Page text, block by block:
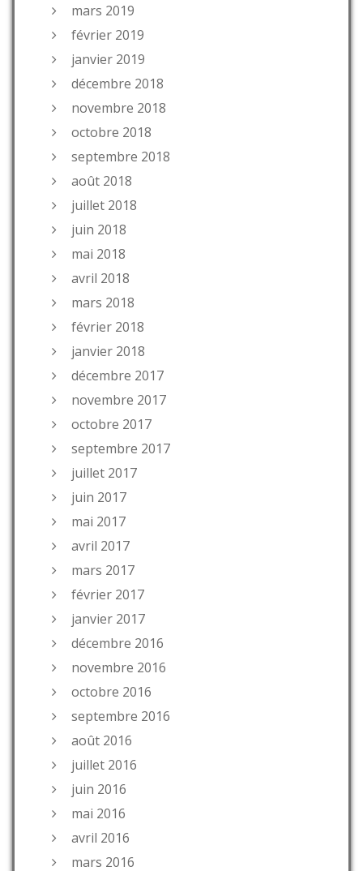
mars 2019
février 2019
janvier 2019
décembre 2018
novembre 2018
octobre 2018
septembre 2018
août 2018
juillet 2018
juin 2018
mai 2018
avril 2018
mars 2018
février 2018
janvier 2018
décembre 2017
novembre 2017
octobre 2017
septembre 2017
juillet 2017
juin 2017
mai 2017
avril 2017
mars 2017
février 2017
janvier 2017
décembre 2016
novembre 2016
octobre 2016
septembre 2016
août 2016
juillet 2016
juin 2016
mai 2016
avril 2016
mars 2016